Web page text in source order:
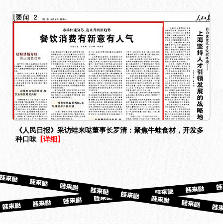
《人民日报》采访蛙来哒董事长罗清：聚焦牛蛙食材，开发多
种口味 【详细】